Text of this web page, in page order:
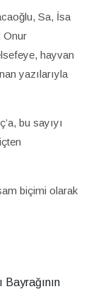
Sa, İsa
Onur
hayvan
yazılarıyla
bu sayıyı
biçimi olarak
Bayrağının